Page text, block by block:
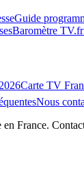
Guide
Baromètre TV.fr
Carte TV
Nous
France.